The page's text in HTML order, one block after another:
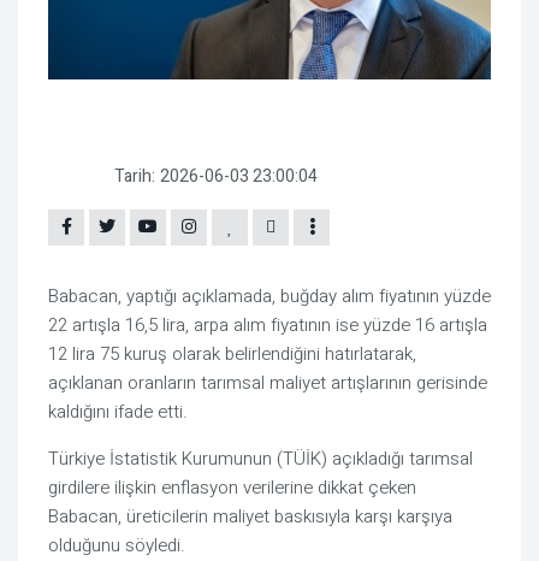
Tarih: 2026-06-03 23:00:04
Babacan, yaptığı açıklamada, buğday alım fiyatının yüzde
22 artışla 16,5 lira, arpa alım fiyatının ise yüzde 16 artışla
12 lira 75 kuruş olarak belirlendiğini hatırlatarak,
açıklanan oranların tarımsal maliyet artışlarının gerisinde
kaldığını ifade etti.
Türkiye İstatistik Kurumunun (TÜİK) açıkladığı tarımsal
girdilere ilişkin enflasyon verilerine dikkat çeken
Babacan, üreticilerin maliyet baskısıyla karşı karşıya
olduğunu söyledi.